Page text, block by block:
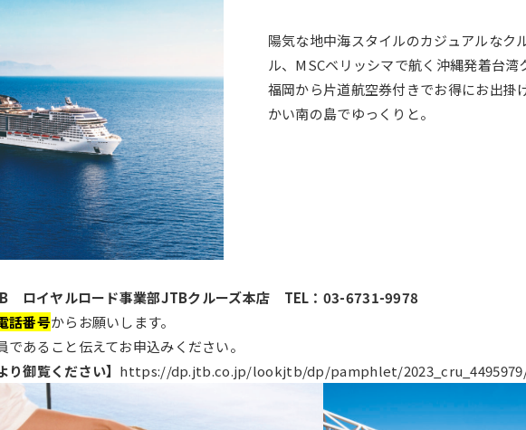
陽気な地中海スタイルのカジュアルなク
ル、MSCベリッシマで航く沖縄発着台
福岡から片道航空券付きでお得にお出掛
かい南の島でゆっくりと。
ロイヤルロード事業部JTBクルーズ本店 TEL：03-6731-9978
話番号からお願いします。
あること伝えてお申込みください。
り御覧ください】 https://dp.jtb.co.jp/lookjtb/dp/pamphlet/